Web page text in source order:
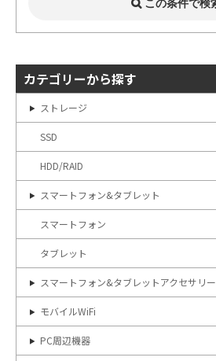
カテゴリーから探す
ストレージ
SSD
HDD/RAID
スマートフォン&タブレット
スマートフォン
タブレット
スマートフォン&タブレットアクセサリー
モバイルWiFi
PC周辺機器